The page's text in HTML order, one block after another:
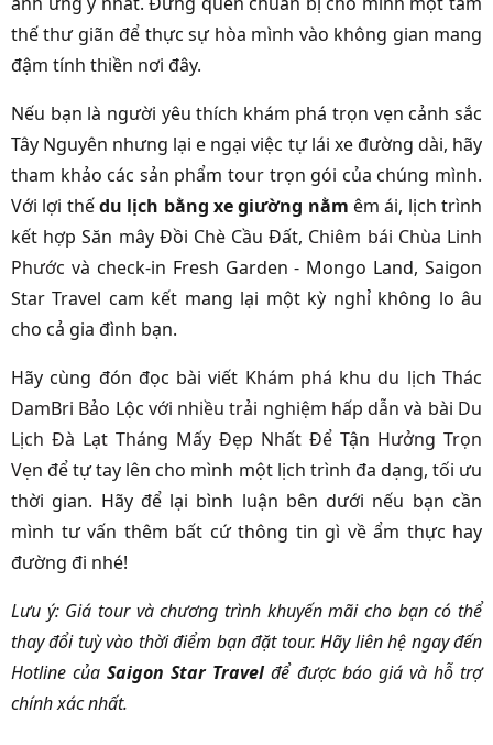
thế thư giãn để thực sự hòa mình vào không gian mang
đậm tính thiền nơi đây.
Nếu bạn là người yêu thích khám phá trọn vẹn cảnh sắc
Tây Nguyên nhưng lại e ngại việc tự lái xe đường dài, hãy
tham khảo các sản phẩm tour trọn gói của chúng mình.
Với lợi thếdu lịch bằng xe giường nằm êm ái, lịch trình
kết hợp Săn mây Đồi Chè Cầu Đất, Chiêm bái Chùa Linh
Phước và check-in Fresh Garden - Mongo Land, Saigon
Star Travel cam kết mang lại một kỳ nghỉ không lo âu
cho cả gia đình bạn.
Hãy cùng đón đọc bài viết Khám phá khu du lịch Thác
DamBri Bảo Lộc với nhiều trải nghiệm hấp dẫn và bài Du
Lịch Đà Lạt Tháng Mấy Đẹp Nhất Để Tận Hưởng Trọn
Vẹnđể tự tay lên cho mình một lịch trình đa dạng, tối ưu
thời gian. Hãy để lại bình luận bên dưới nếu bạn cần
mình tư vấn thêm bất cứ thông tin gì về ẩm thực hay
đường đi nhé!
Lưu ý: Giá tour và chương trình khuyến mãi cho bạn có thể
thay đổi tuỳ vào thời điểm bạn đặt tour. Hãy liên hệ ngay đến
Hotline củaSaigon Star Travelđể được báo giá và hỗ trợ
chính xác nhất.